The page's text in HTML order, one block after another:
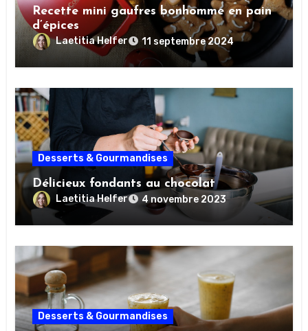
Recette mini gaufres bonhomme en pain
d’épices
Laetitia Helfer 11 septembre 2024
Desserts & Gourmandises
Délicieux fondants au chocolat
Laetitia Helfer 4 novembre 2023
Desserts & Gourmandises